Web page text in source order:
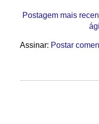
Postagem mais
Assinar: Postar